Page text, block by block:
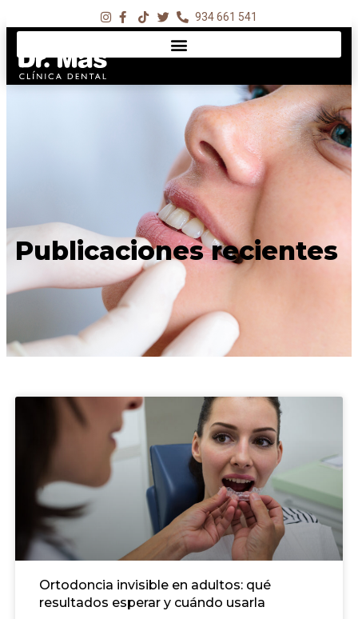
934 661 541
Publicaciones recientes
Ortodoncia invisible en adultos: qué
resultados esperar y cuándo usarla